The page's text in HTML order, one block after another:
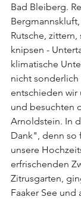
Bad Bleiberg.
Rutsche,
knipsen -
klimatische
nicht
entschieden wir
und besuchten
Arnoldstein. In
Dank", denn so
unsere
erfrischenden
Zitrusgarten,
Faaker See und